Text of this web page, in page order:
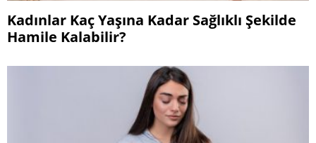
Kadınlar Kaç Yaşına Kadar Sağlıklı Şekilde
Hamile Kalabilir?